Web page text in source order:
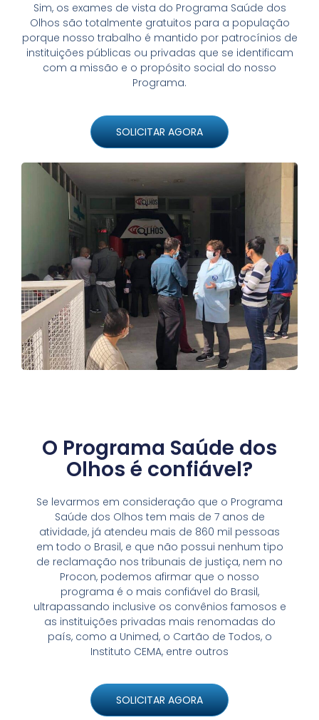
Sim, os exames de vista do Programa Saúde dos
Olhos são totalmente gratuitos para a população
porque nosso trabalho é mantido por patrocínios de
instituições públicas ou privadas que se identificam
com a missão e o propósito social do nosso
Programa.
SOLICITAR AGORA
O Programa Saúde dos
Olhos é confiável?
Se levarmos em consideração que o Programa
Saúde dos Olhos tem mais de 7 anos de
atividade, já atendeu mais de 860 mil pessoas
em todo o Brasil, e que não possui nenhum tipo
de reclamação nos tribunais de justiça, nem no
Procon, podemos afirmar que o nosso
programa é o mais confiável do Brasil,
ultrapassando inclusive os convênios famosos e
as instituições privadas mais renomadas do
país, como a Unimed, o Cartão de Todos, o
Instituto CEMA, entre outros
SOLICITAR AGORA